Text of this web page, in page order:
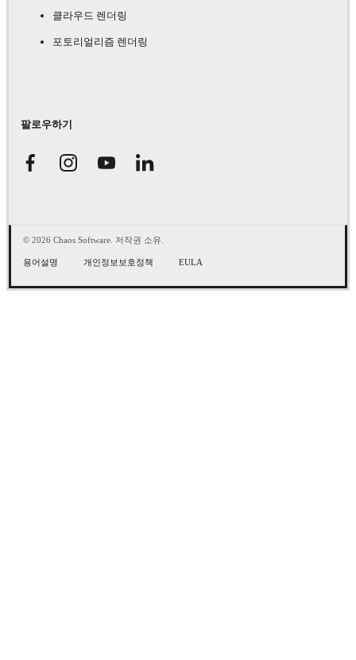
클라우드 렌더링
포토리얼리즘 렌더링
팔로우하기
© 2026 Chaos Software. 저작권 소유.
용어설명 개인정보보호정책 EULA